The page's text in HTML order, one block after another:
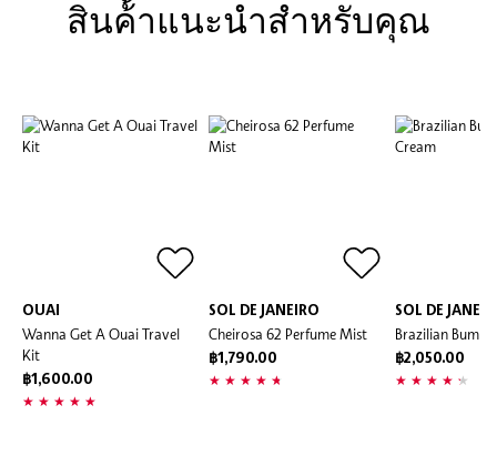
สินค้้าแนะนำสำหรับคุณ
OUAI
Wanna Get A Ouai Travel
Kit
฿1,600.00
SOL DE JANEIRO
Cheirosa 62 Perfume Mist
฿1,790.00
SOL DE
Brazilian Bum
฿2,050.00